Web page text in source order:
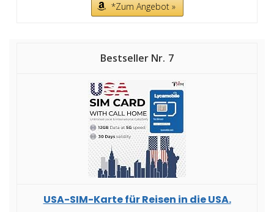
*Zum Angebot »
7
USA-SIM-Karte für Reisen in die USA.